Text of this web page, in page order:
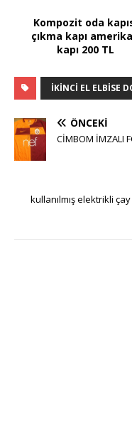
Kompozit oda
çıkma kapı
kapı 200 TL
IKINCI EL ELBISE
ÖNCEKI
CİMBOM İMZALI
kullanılmış elektrikli